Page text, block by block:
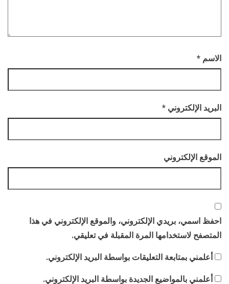
الاسم *
البريد الإلكتروني *
الموقع الإلكتروني
احفظ اسمي، بريدي الإلكتروني، والموقع الإلكتروني في هذا
المتصفح لاستخدامها المرة المقبلة في تعليقي.
أعلمني بمتابعة التعليقات بواسطة البريد الإلكتروني.
أعلمني بالمواضيع الجديدة بواسطة البريد الإلكتروني.